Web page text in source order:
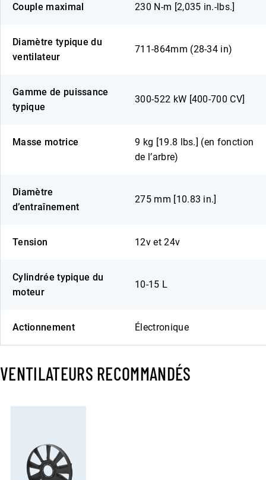
Couple maximal 230 N-m [2,035 in.-lbs.]
Diamètre typique du
ventilateur
711-864mm (28-34 in)
Gamme de puissance
typique
300-522 kW [400-700 CV]
Masse motrice
9 kg [19.8 lbs.] (en fonction
de l’arbre)
Diamètre
d’entraînement
275 mm [10.83 in.]
Tension 12v et 24v
Cylindrée typique du
moteur
10-15 L
Actionnement Électronique
VENTILATEURS RECOMMANDÉS